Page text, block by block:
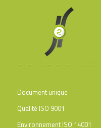
Document unique
Qualité ISO 9001
Environnement ISO 14001